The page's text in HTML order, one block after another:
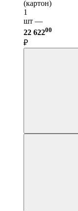
(картон)
1
шт —
22 62200
₽